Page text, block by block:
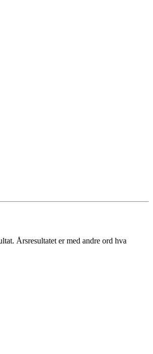
Årsresultatet er med andre ord hva